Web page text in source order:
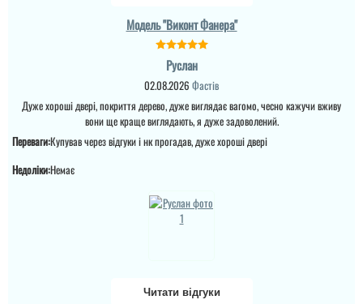
Валерій
швидку доставку. По
якості все на вищому
товстелезні та теплі, що
Модель "Виконт Фанера"
Руслан
02.08.2026 Фастів
Дуже хороші двері, покриття дерево, дуже виглядає вагомо, чесно кажучи вживу
вони ще краще виглядають, я дуже задоволений.
Переваги:Купував через відгуки і нк прогадав, дуже хороші двері
Недоліки:Немає
Читати відгуки